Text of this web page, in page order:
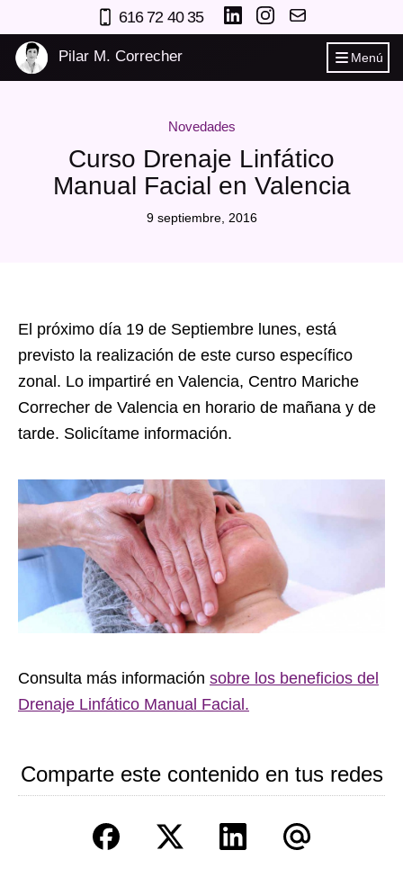
616 72 40 35
Pilar M. Correcher Menú
Novedades
Curso Drenaje Linfático
Manual Facial en Valencia
9 septiembre, 2016
El próximo día 19 de Septiembre lunes, está
previsto la realización de este curso específico
zonal. Lo impartiré en Valencia, Centro Mariche
Correcher de Valencia en horario de mañana y de
tarde. Solicítame información.
Consulta más información sobre los beneficios del
Drenaje Linfático Manual Facial.
Comparte este contenido en tus redes